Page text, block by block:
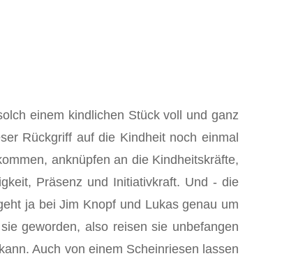
einem kindlichen Stück voll und ganz
Rückgriff auf die Kindheit noch einmal
anknüpfen an die Kindheitskräfte,
Präsenz und Initiativkraft. Und - die
ja bei Jim Knopf und Lukas genau um
geworden, also reisen sie unbefangen
Auch von einem Scheinriesen lassen